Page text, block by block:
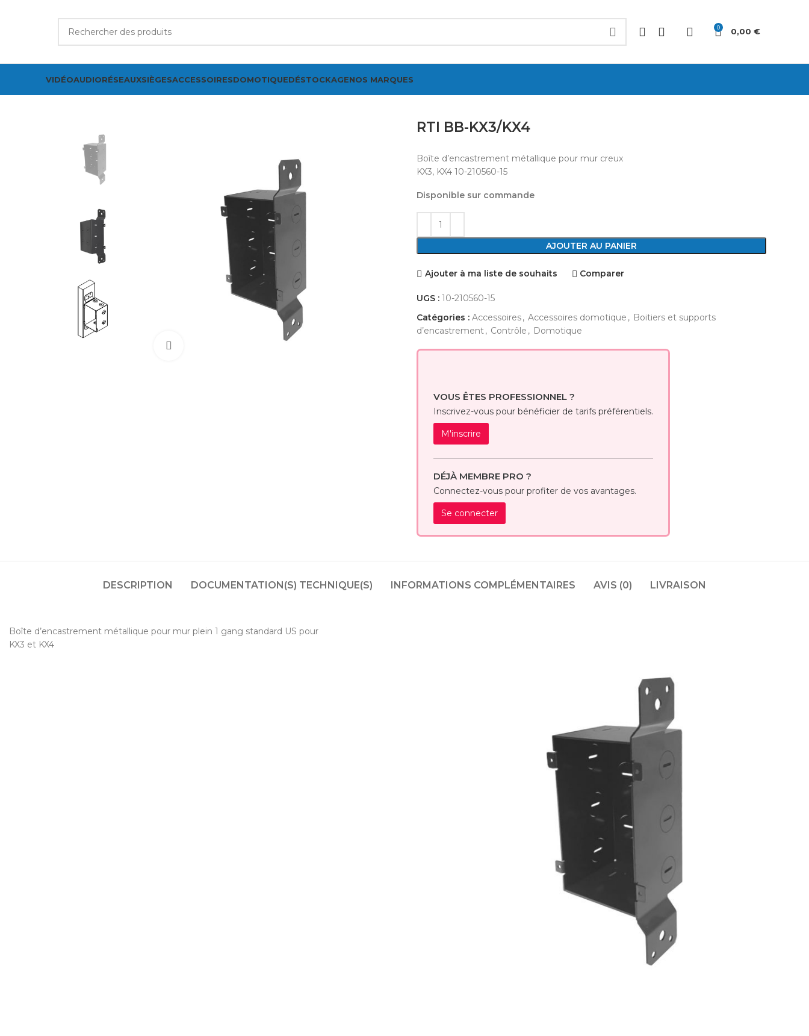
0 0,00 €
VIDÉOAUDIORÉSEAUXSIÈGESACCESSOIRESDOMOTIQUEDÉSTOCKAGENOS MARQUES
RTI BB-KX3/KX4
Boîte d’encastrement métallique pour mur creux
KX3, KX4 10-210560-15
Disponible sur commande
AJOUTER AU PANIER
Ajouter à ma liste de souhaits Comparer
UGS : 10-210560-15
Catégories : Accessoires, Accessoires domotique , Boitiers et supports
d’encastrement, Contrôle , Domotique
VOUS ÊTES PROFESSIONNEL ?
Inscrivez-vous pour bénéficier de tarifs préférentiels.
M'inscrire
DÉJÀ MEMBRE PRO ?
Connectez-vous pour profiter de vos avantages.
Se connecter
DESCRIPTION DOCUMENTATION(S) TECHNIQUE(S) INFORMATIONS COMPLÉMENTAIRES AVIS (0) LIVRAISON
Boîte d’encastrement métallique pour mur plein 1 gang standard US pour
KX3 et KX4